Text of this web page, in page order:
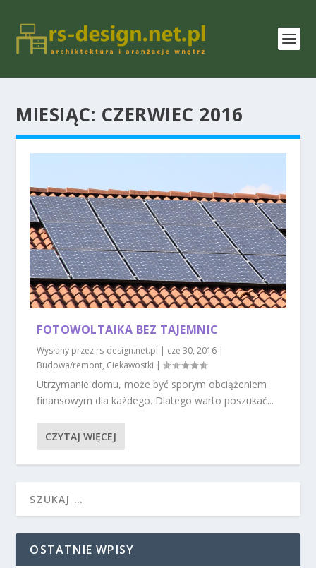
MIESIĄC: CZERWIEC 2016
FOTOWOLTAIKA BEZ TAJEMNIC
Wysłany przez rs-design.net.pl | cze 30, 2016 |
Budowa/remont, Ciekawostki |
Utrzymanie domu, może być sporym obciążeniem
finansowym dla każdego. Dlatego warto poszukać...
CZYTAJ WIĘCEJ
OSTATNIE WPISY